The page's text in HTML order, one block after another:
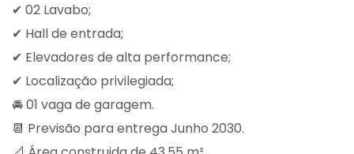
✔ 02 Lavabo;
✔ Hall de entrada;
✔ Elevadores de alta performance;
✔ Localização privilegiada;
🚘 01 vaga de garagem.
📆 Previsão para entrega Junho 2030.